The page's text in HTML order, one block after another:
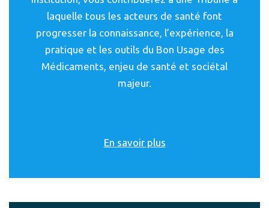
laquelle tous les acteurs de santé font
progresser la connaissance, l’expérience, la
pratique et les outils du Bon Usage des
Médicaments, enjeu de santé et sociétal
majeur.
En savoir plus